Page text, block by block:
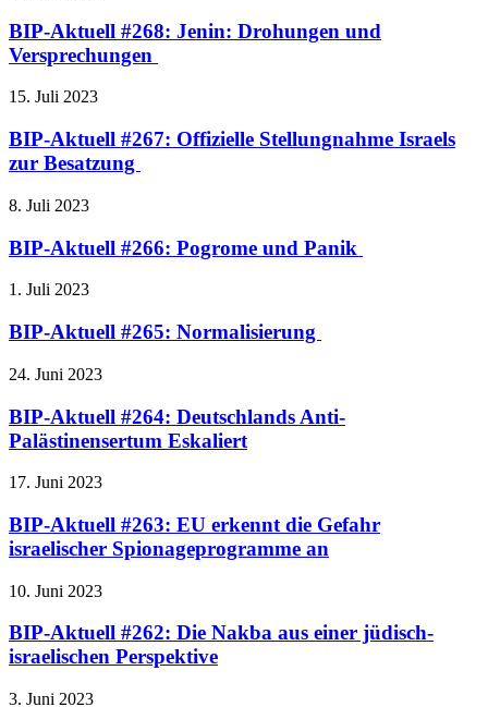
BIP-Aktuell #268: Jenin: Drohungen und
Versprechungen
15. Juli 2023
BIP-Aktuell #267: Offizielle Stellungnahme Israels
zur Besatzung
8. Juli 2023
BIP-Aktuell #266: Pogrome und Panik
1. Juli 2023
BIP-Aktuell #265: Normalisierung
24. Juni 2023
BIP-Aktuell #264: Deutschlands Anti-
Palästinensertum Eskaliert
17. Juni 2023
BIP-Aktuell #263: EU erkennt die Gefahr
israelischer Spionageprogramme an
10. Juni 2023
BIP-Aktuell #262: Die Nakba aus einer jüdisch-
israelischen Perspektive
3. Juni 2023